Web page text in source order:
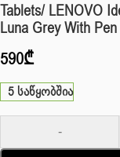
Tablets/ LENOVO
Luna Grey With Pen
590₾
5 საწყობშია
-